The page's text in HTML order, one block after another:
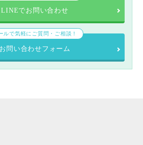
LINEでお問い合わせ
ルで気軽にご質問・ご相談！
お問い合わせフォーム